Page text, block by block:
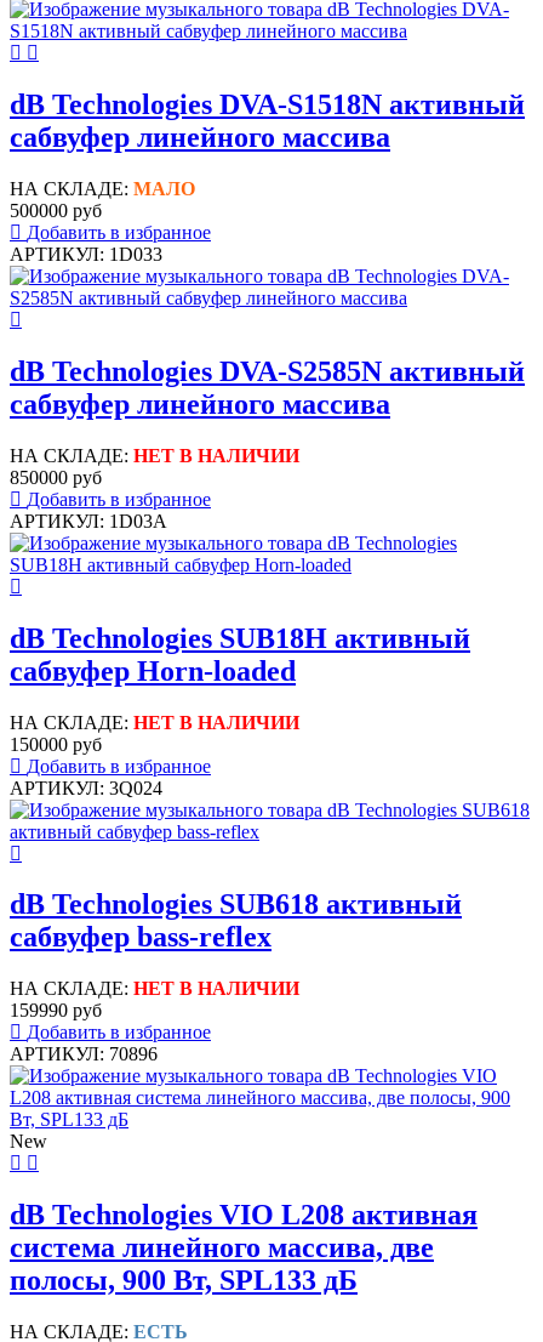
dB Technologies DVA-S1518N активный
сабвуфер линейного массива
НА СКЛАДЕ: МАЛО
500000 руб
Добавить в избранное
АРТИКУЛ: 1D033
dB Technologies DVA-S2585N активный
сабвуфер линейного массива
НА СКЛАДЕ: НЕТ В НАЛИЧИИ
850000 руб
Добавить в избранное
АРТИКУЛ: 1D03A
dB Technologies SUB18H активный
сабвуфер Horn-loaded
НА СКЛАДЕ: НЕТ В НАЛИЧИИ
150000 руб
Добавить в избранное
АРТИКУЛ: 3Q024
dB Technologies SUB618 активный
сабвуфер bass-reflex
НА СКЛАДЕ: НЕТ В НАЛИЧИИ
159990 руб
Добавить в избранное
АРТИКУЛ: 70896
New
dB Technologies VIO L208 активная
система линейного массива, две
полосы, 900 Вт, SPL133 дБ
НА СКЛАДЕ: ЕСТЬ